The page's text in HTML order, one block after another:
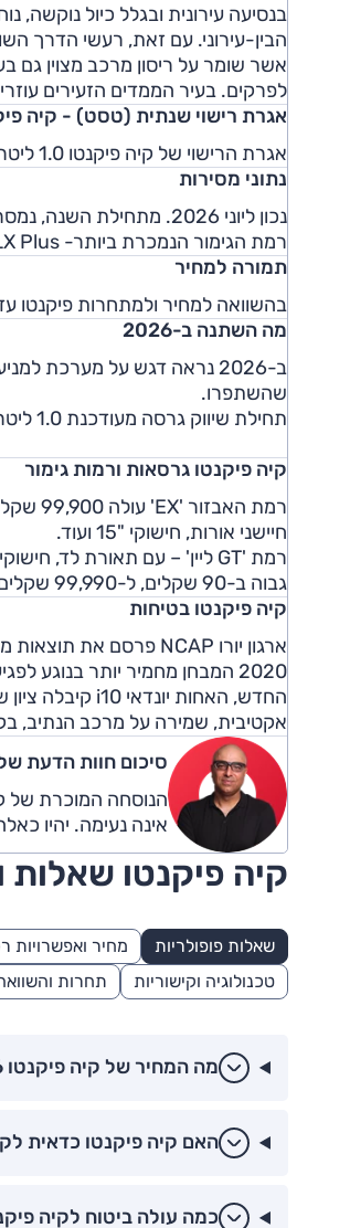
בנסיעה עירונית ובגלל כיול
הבין-עירוני. עם זאת, רעשי הדרך
אשר שומר על ריסון מרכב מצוין גם
לפרקים. בעיר הממדים הזעירים
אגרת רישוי שנתית (טסט) - קיה
אגרת הרישוי של קיה פיקנטו 1.0 ליטר עומדת על כ-1,400 ש"ח לשנה.
נתוני מסירות
נכון ליוני 2026. מתחילת השנה, נמסרו ע''י היבואן הרשמי (''טלקאר'') - 4,642 יחידות.
רמת הגימור הנמכרת ביותר- LX Plus, בעיקר לציי רכב.
תמורה למחיר
בהשוואה למחיר ולמתחרות פיקנטו
מה השתנה ב-2026
ב-2026 נראה דגש על מערכת
שהשתפרו.
תחילת שיווק גרסה מעודכנת 1.0 ליטר, ביוני 2026.
קיה פיקנטו גרסאות ורמות גימור
חיישני אורות, חישוקי "15 ועוד.
גבוה ב-90 שקלים, ל-99,990 שקלים.
קיה פיקנטו בטיחות
2020 המבחן מחמיר יותר
אקטיבית, שמירה על מרכב הנתיב,
סיכום חוות הדעת
הנוסחה המוכרת של
אינה נעימה. יהיו
קיה פיקנטו שאלות
שאלות פופולריות מחיר ואפשרויות
טכנולוגיה וקישוריות
תחרות
מה המחיר של קיה פיקנטו 2026?
האם קיה פיקנטו כדאית לקנות
כמה עולה ביטוח לקיה